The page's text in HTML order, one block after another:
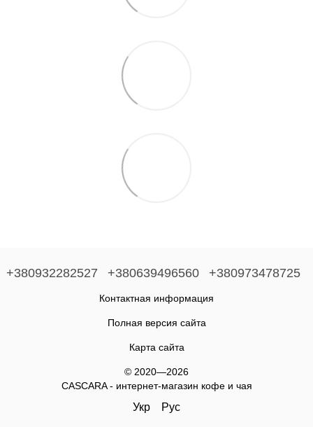
+380932282527 +380639496560 +380973478725
Контактная информация
Полная версия сайта
Карта сайта
© 2020—2026
CASCARA - интернет-магазин кофе и чая
Укр Рус